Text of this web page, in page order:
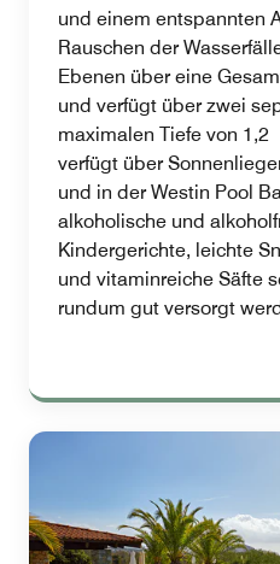
und einem entspannten
Rauschen der
Ebenen über eine
und verfügt über zwei
maximalen Tiefe von 1,2
verfügt über
und in der Westin Pool
alkoholische und
Kindergerichte, leichte
und vitaminreiche Säfte
rundum gut versorgt